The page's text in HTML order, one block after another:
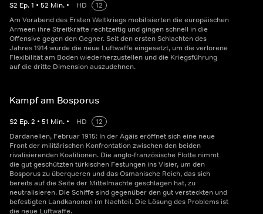
S2 Ep.1 • 52 Min. • HD
12
Am Vorabend des Ersten Weltkriegs mobilisierten die europäischen
Armeen ihre Streitkräfte rechtzeitig und gingen schnell in die
Offensive gegen den Gegner. Seit den ersten Schlachten des
Jahres 1914 wurde die neue Luftwaffe eingesetzt, um die verlorene
Flexibilität am Boden wiederherzustellen und die Kriegsführung
auf die dritte Dimension auszudehnen.
Kampf am Bosporus
S2 Ep.2 • 51 Min. • HD
12
Dardanellen, Februar 1915: In der Ägäis eröffnet sich eine neue
Front der militärischen Konfrontation zwischen den beiden
rivalisierenden Koalitionen. Die anglo-französische Flotte nimmt
die gut geschützten türkischen Festungen ins Visier, um den
Bosporus zu überqueren und das Osmanische Reich, das sich
bereits auf die Seite der Mittelmächte geschlagen hat, zu
neutralisieren. Die Schiffe sind gegenüber den gut versteckten und
befestigten Landkanonen im Nachteil. Die Lösung des Problems ist
die neue Luftwaffe.